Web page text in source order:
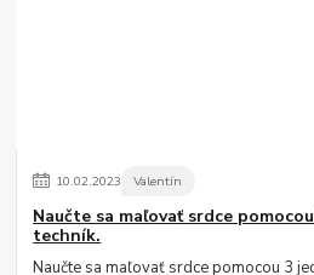
10.02.2023 Valentín
Naučte sa maľovať srdce
techník.
Naučte sa maľovať srdce pomocou 3